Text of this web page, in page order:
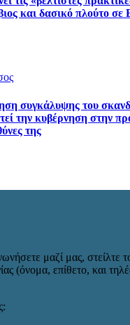
και δασικό πλούτο σε
συγκάλυψης του
την κυβέρνηση στην
της
μαζί μας, στείλτε
(όνομα, επίθετο, και